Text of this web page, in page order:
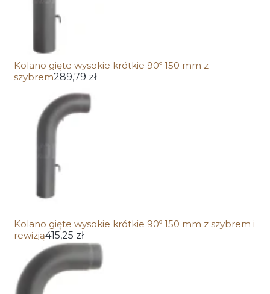
Kolano gięte wysokie krótkie 90º 150 mm z
szybrem289,79 zł
Kolano gięte wysokie krótkie 90º 150 mm z szybrem i
rewizją415,25 zł